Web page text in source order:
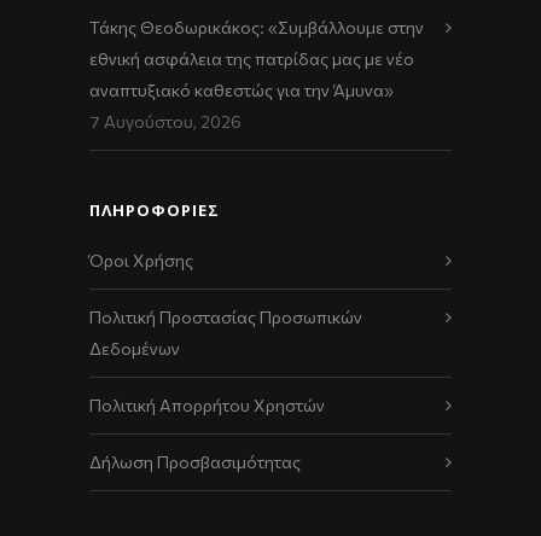
Τάκης Θεοδωρικάκος: «Συμβάλλουμε στην
εθνική ασφάλεια της πατρίδας μας με νέο
αναπτυξιακό καθεστώς για την Άμυνα»
7 Αυγούστου, 2026
ΠΛΗΡΟΦΟΡΙΕΣ
Όροι Χρήσης
Πολιτική Προστασίας Προσωπικών
Δεδομένων
Πολιτική Απορρήτου Χρηστών
Δήλωση Προσβασιμότητας